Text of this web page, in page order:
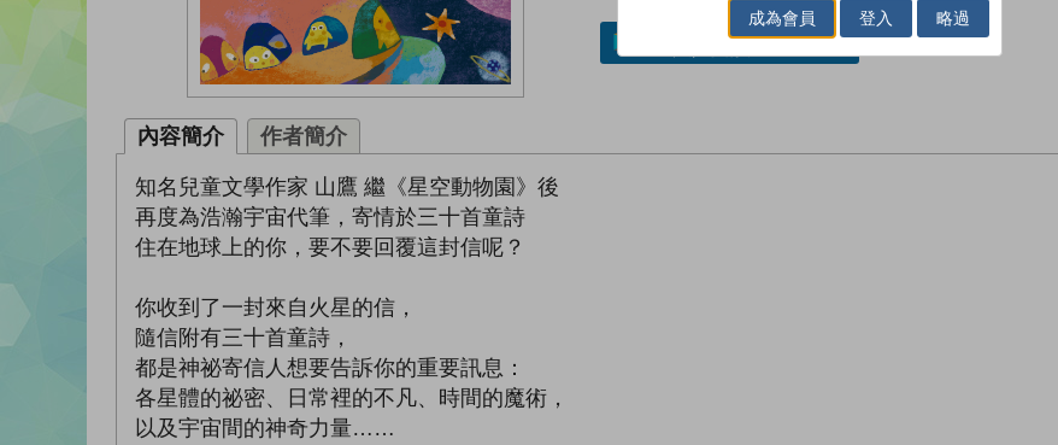
內容簡介 作者簡介
知名兒童文學作家 山鷹 繼《星空動物園》後
再度為浩瀚宇宙代筆，寄情於三十首童詩
住在地球上的你，要不要回覆這封信呢？
你收到了一封來自火星的信，
隨信附有三十首童詩，
都是神祕寄信人想要告訴你的重要訊息：
各星體的祕密、日常裡的不凡、時間的魔術，
以及宇宙間的神奇力量……
成為會員 登入 略過